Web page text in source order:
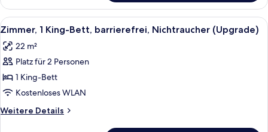
1 King-
Bett,
barrierefrei,
Alle
Fotos
für
Zimmer,
1 King-
Bett,
barrierefrei,
Nichtraucher
Ein modernes Hotelzimmer mit
7
Zimmer, 1 King-Bett, barrierefrei, Nichtraucher (Upgrade)
22 m²
Platz für 2 Personen
1 King-Bett
Kostenloses WLAN
Weitere Details
Weitere